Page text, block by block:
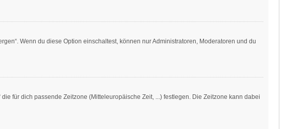
Wenn du diese Option einschaltest, können nur Administratoren, Moderatoren und du
für dich passende Zeitzone (Mitteleuropäische Zeit, ...) festlegen. Die Zeitzone kann dabei